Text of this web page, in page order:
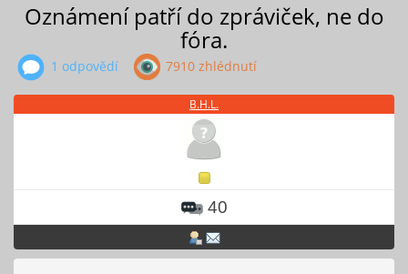
Oznámení patří do zpráviček, ne do
fóra.
1 odpovědí 7910 zhlédnutí
B.H.L.
40